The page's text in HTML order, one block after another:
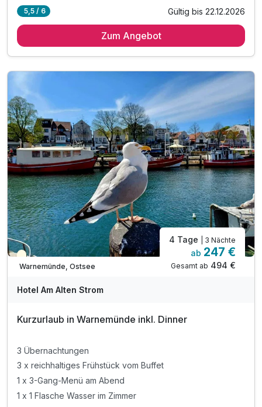
4 x reichhaltiges Frühstück vom Buffet
1 x Kaffee & Kuchen im "Mahlwerk"
inkl. Saunanutzung
inkl. Leihbademantel, Saunahandtuch & Badelatschen
inkl. Nutzung W-Lan
5,5 / 6 Gültig bis 22.12.2026
Zum Angebot
Teilweise ausgelastet
Warnemünde, Ostsee
4 Tage | 3 Nächte
ab 247 €
Gesamt ab 494 €
Hotel Am Alten Strom
Kurzurlaub in Warnemünde inkl. Dinner
3 Übernachtungen
3 x reichhaltiges Frühstück vom Buffet
1 x 3-Gang-Menü am Abend
1 x 1 Flasche Wasser im Zimmer